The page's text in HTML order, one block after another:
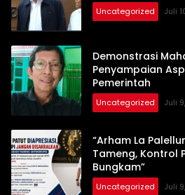
Uncategorized Juli
Demonstrasi
Penyampaian
Pemerintah
Uncategorized Juli
“Arham La
Tameng, Kontrol
Bungkam”
Uncategorized Juli